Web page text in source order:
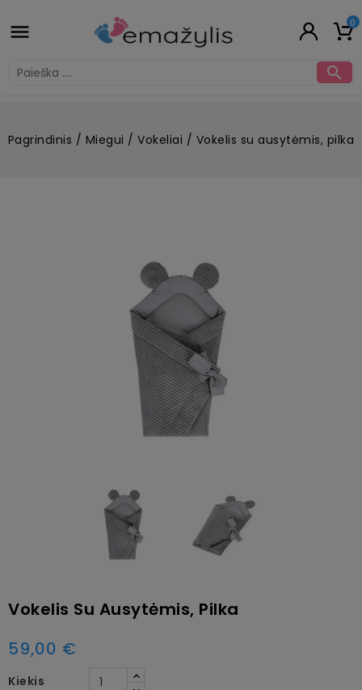
 0

Pagrindinis Miegui Vokeliai Vokelis su ausytėmis, pilka
Vokelis Su Ausytėmis, Pilka
59,00 €
Kiekis